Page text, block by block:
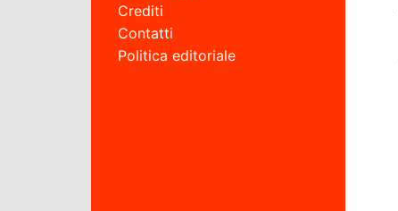
Crediti
Contatti
Politica editoriale